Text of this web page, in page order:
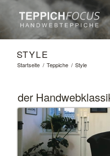
STYLE
Startseite / Teppiche / Style
der